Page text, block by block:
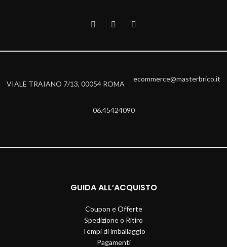
VIALE TRAIANO 7/13, 00054 ROMA
ecommerce@masterbrico.it
06.45424090
GUIDA ALL’ACQUISTO
Coupon e Offerte
Spedizione o Ritiro
Tempi di imballaggio
Pagamenti